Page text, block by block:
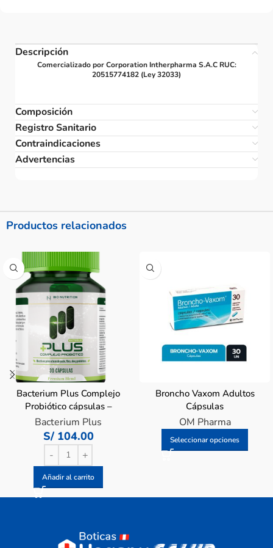
Descripción
Comercializado por Corporation Intherpharma S.A.C RUC:
20515774182 (Ley 32033)
Composición
Registro Sanitario
Contraindicaciones
Advertencias
Productos relacionados
Bacterium Plus Complejo
Probiótico cápsulas –
Frasco 30 UN
Bacterium Plus
S/104.00
Añadir al carrito
Broncho Vaxom Adultos
Cápsulas
OM Pharma
Seleccionar opciones